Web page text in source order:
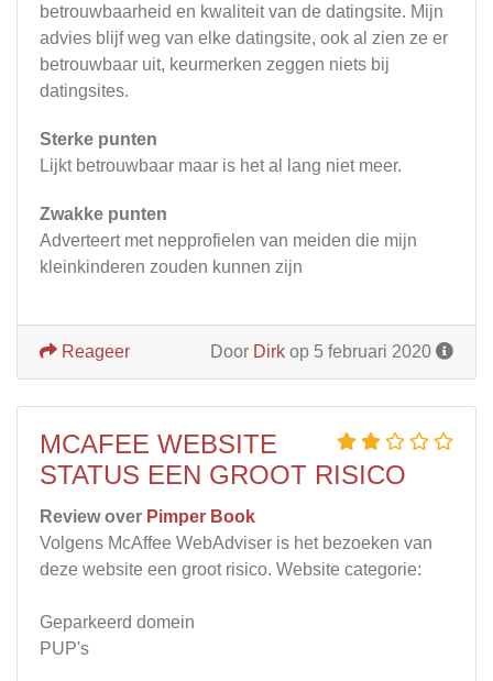
betrouwbaarheid en kwaliteit van de datingsite. Mijn
advies blijf weg van elke datingsite, ook al zien ze er
betrouwbaar uit, keurmerken zeggen niets bij
datingsites.
Sterke punten
Lijkt betrouwbaar maar is het al lang niet meer.
Zwakke punten
Adverteert met nepprofielen van meiden die mijn
kleinkinderen zouden kunnen zijn
Door Dirk op 5 februari 2020
Reageer
MCAFEE WEBSITE
STATUS EEN GROOT RISICO
Review over Pimper Book
Volgens McAffee WebAdviser is het bezoeken van
deze website een groot risico. Website categorie:
Geparkeerd domein
PUP's